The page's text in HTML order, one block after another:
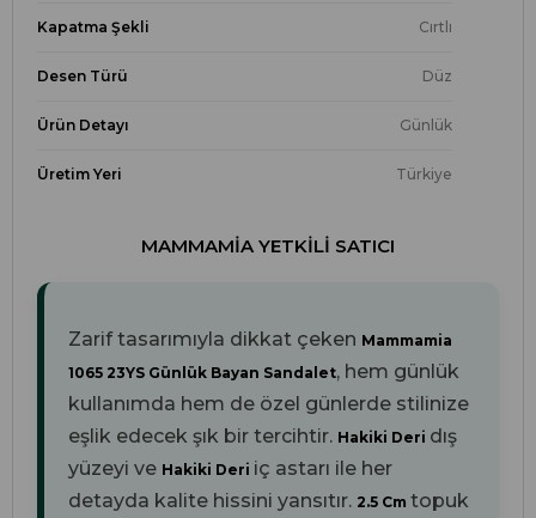
Kapatma Şekli Cırtlı
Desen Türü Düz
Ürün Detayı Günlük
Üretim Yeri Türkiye
MAMMAMIA YETKILI SATICI
Zarif tasarımıyla dikkat çeken Mammamia
1065 23YS Günlük Bayan Sandalet, hem günlük
kullanımda hem de özel günlerde stilinize
eşlik edecek şık bir tercihtir. Hakiki Deri dış
yüzeyi ve Hakiki Deri iç astarı ile her
detayda kalite hissini yansıtır. 2.5 Cm topuk